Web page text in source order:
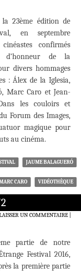
la 23ème édition de
en septembre
confirmés
d’honneur de la
divers hommages
: Álex de la Iglesia,
Marc Caro et Jean-
les couloirs et
Forum des Images,
magique pour
au cinéma.
JAUME BALAGUERÓ
CARO VIDÉOTHÈQUE
UN COMMENTAIRE|
partie de notre
Festival 2016,
la première partie